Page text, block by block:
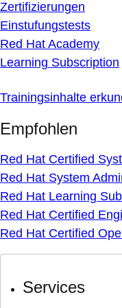
Zertifizierungen
Einstufungstests
Red Hat Academy
Learning Subscription
Trainingsinhalte
Empfohlen
Red Hat Certified
Red Hat System
Red Hat Learning
Red Hat Certified
Red Hat Certified
Services